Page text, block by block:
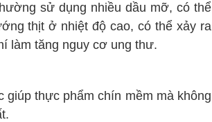
sử dụng nhiều dầu mỡ, có thể
thịt ở nhiệt độ cao, có thể xảy ra
làm tăng nguy cơ ung thư.
giúp thực phẩm chín mềm mà không